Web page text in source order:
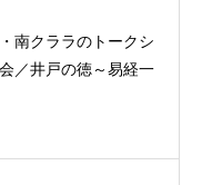
南クララのトークシ
／井戸の徳～易経一